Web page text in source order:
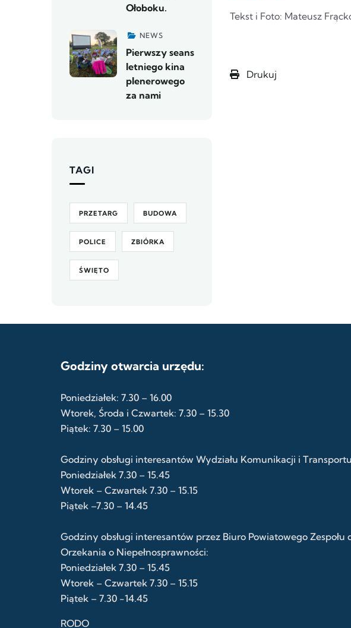
Tekst i Foto: Mateusz
Drukuj
Ołoboku.
NEWS
Pierwszy seans
letniego kina
plenerowego
za nami
TAGI
PRZETARG BUDOWA
POLICE ZBIÓRKA
ŚWIĘTO
Godziny otwarcia urzędu:
Poniedziałek: 7.30 – 16.00
Wtorek, Środa i Czwartek: 7.30 – 15.30
Piątek: 7.30 – 15.00
Godziny obsługi interesantów Wydziału Komunikacji i
Poniedziałek 7.30 – 15.45
Wtorek – Czwartek 7.30 – 15.15
Piątek –7.30 – 14.45
Godziny obsługi interesantów przez Biuro Powiatowego Zespołu
Orzekania o Niepełnosprawności:
Poniedziałek 7.30 – 15.45
Wtorek – Czwartek 7.30 – 15.15
Piątek – 7.30 -14.45
RODO